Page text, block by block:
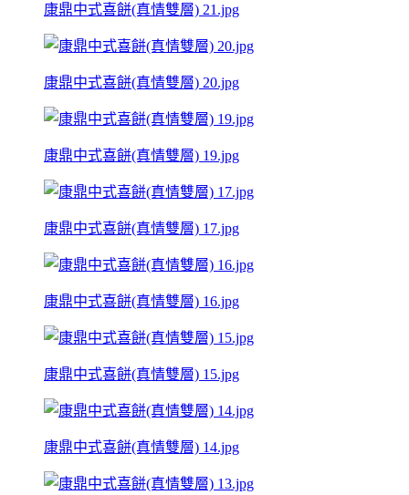
康鼎中式喜餅(真情雙層) 21.jpg
康鼎中式喜餅(真情雙層) 20.jpg
康鼎中式喜餅(真情雙層) 19.jpg
康鼎中式喜餅(真情雙層) 17.jpg
康鼎中式喜餅(真情雙層) 16.jpg
康鼎中式喜餅(真情雙層) 15.jpg
康鼎中式喜餅(真情雙層) 14.jpg